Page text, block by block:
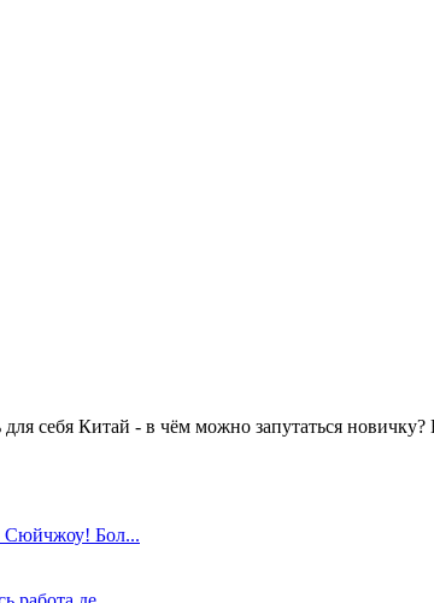
для себя Китай - в чём можно запутаться
Сюйчжоу! Бол...